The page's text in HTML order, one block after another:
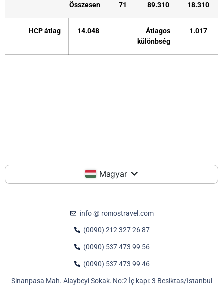
Összesen 71 89.310 18.310
HCP átlag 14.048
Átlagos
különbség
1.017
Magyar
info @ romostravel.com
(0090) 212 327 26 87
(0090) 537 473 99 56
(0090) 537 473 99 46
Sinanpasa Mah. Alaybeyi Sokak. No:2 İç kapı: 3 Besiktas/Istanbul